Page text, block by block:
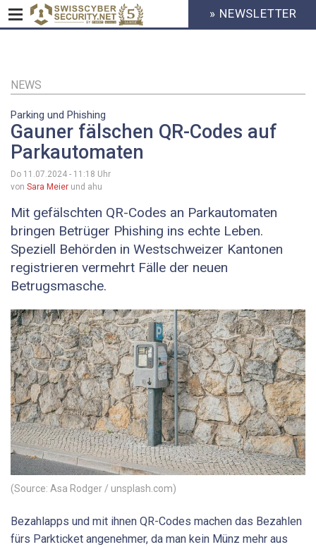
Inhalt
HEADER
MENU
» NEWSLETTER
NEWS
Parking und Phishing
Gauner fälschen QR-Codes auf
Parkautomaten
Do 11.07.2024 - 11:18 Uhr
von Sara Meier und ahu
Mit gefälschten QR-Codes an Parkautomaten
bringen Betrüger Phishing ins echte Leben.
Speziell Behörden in Westschweizer Kantonen
registrieren vermehrt Fälle der neuen
Betrugsmasche.
(Source: Asa Rodger / unsplash.com)
Bezahlapps und mit ihnen QR-Codes machen das Bezahlen
fürs Parkticket angenehmer, da man kein Münz mehr aus